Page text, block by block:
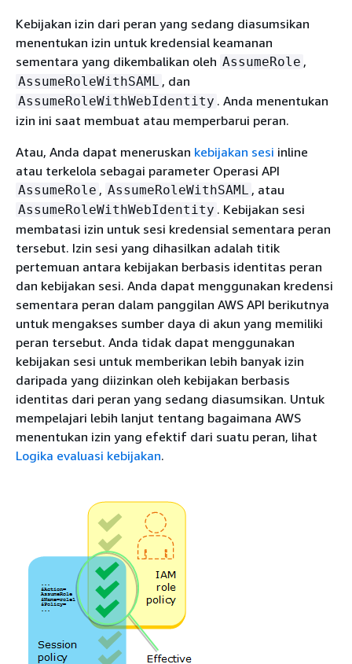
Kebijakan izin dari peran yang sedang diasumsikan
menentukan izin untuk kredensial keamanan
sementara yang dikembalikan oleh AssumeRole ,
AssumeRoleWithSAML , dan
AssumeRoleWithWebIdentity . Anda menentukan
izin ini saat membuat atau memperbarui peran.
Atau, Anda dapat meneruskan kebijakan sesi inline
atau terkelola sebagai parameter Operasi API
AssumeRole , AssumeRoleWithSAML , atau
AssumeRoleWithWebIdentity . Kebijakan sesi
membatasi izin untuk sesi kredensial sementara peran
tersebut. Izin sesi yang dihasilkan adalah titik
pertemuan antara kebijakan berbasis identitas peran
dan kebijakan sesi. Anda dapat menggunakan kredensi
sementara peran dalam panggilan AWS API berikutnya
untuk mengakses sumber daya di akun yang memiliki
peran tersebut. Anda tidak dapat menggunakan
kebijakan sesi untuk memberikan lebih banyak izin
daripada yang diizinkan oleh kebijakan berbasis
identitas dari peran yang sedang diasumsikan. Untuk
mempelajari lebih lanjut tentang bagaimana AWS
menentukan izin yang efektif dari suatu peran, lihat
Logika evaluasi kebijakan.